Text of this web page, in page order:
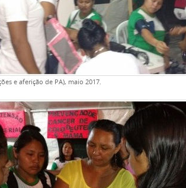
e aferição de PA), maio 2017.